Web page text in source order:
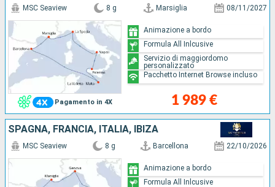
Pagamento in 4X
MSC Seaview 8 g Marsiglia 08/11/2027
1 989 €
Animazione a bordo
Formula All Inlcusive
Servizio di maggiordomo
personalizzato
Pacchetto Internet Browse incluso
SPAGNA, FRANCIA, ITALIA, IBIZA
MSC Seaview 8 g Barcellona 22/10/2026
Animazione a bordo
Formula All Inlcusive